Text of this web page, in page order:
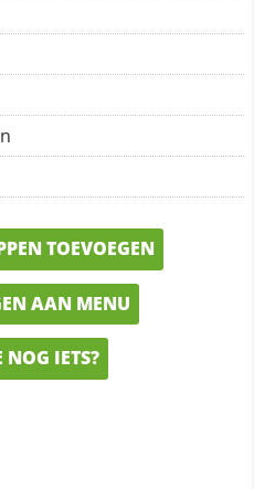
TOEVOEGEN
AAN MENU
NOG IETS?